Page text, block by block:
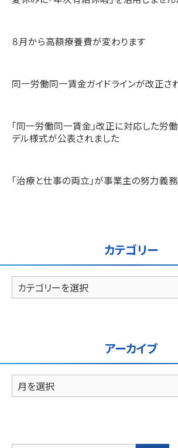
８月から高額療養費が変わります
同一労働同一賃金ガイドラインが改正さ
「同一労働同一賃金」改正に対応した労
デル様式が公表されました
「治療と仕事の両立」が事業主の努力義
カテゴリー
テ
アーカイブ
ー